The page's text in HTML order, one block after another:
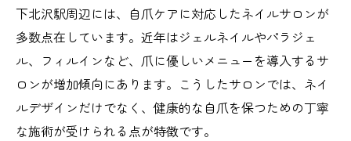
ネイルサロンで自爪を育てるコツ
自爪ケア希望者が知っておきたいサロンの
役割
サロン利用で美しい自爪を維持する秘訣
自爪ケアと好デザインに強い下北沢駅周辺
下北沢駅周辺には、自爪ケアに対応したネイルサロンが
多数点在しています。近年はジェルネイルやパラジェ
ル、フィルインなど、爪に優しいメニューを導入するサ
ロンが増加傾向にあります。こうしたサロンでは、ネイ
ルデザインだけでなく、健康的な自爪を保つための丁寧
な施術が受けられる点が特徴です。